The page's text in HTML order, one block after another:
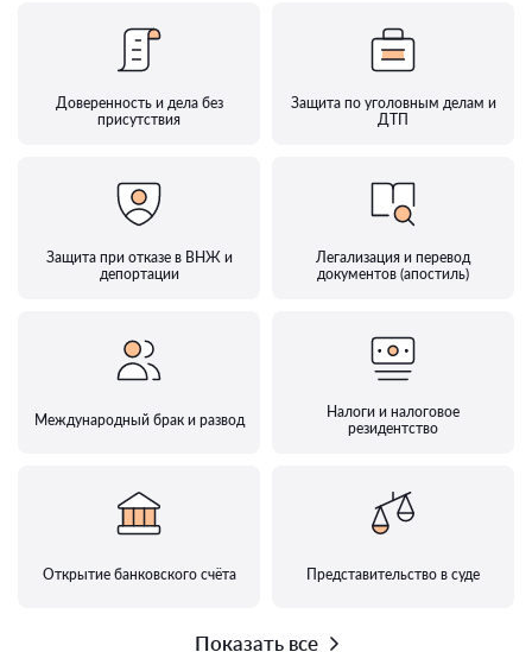
Доверенность и дела без
присутствия
Защита по уголовным делам и
ДТП
Защита при отказе в ВНЖ и
депортации
Легализация и перевод
документов (апостиль)
Международный брак и развод
Налоги и налоговое
резидентство
Открытие банковского счёта Представительство в суде
Показать все